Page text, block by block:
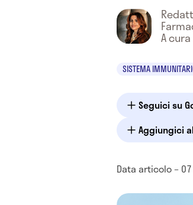
A
SISTEMA
Seguici su
Aggiungici
Data articolo –